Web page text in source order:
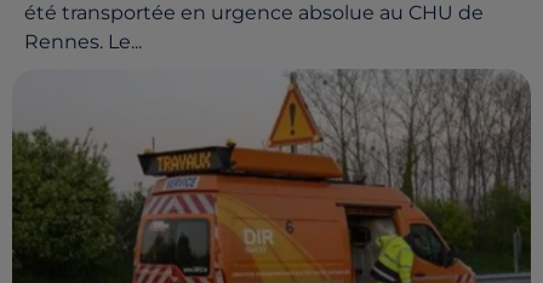
été transportée en urgence absolue au CHU de
Rennes. Le...